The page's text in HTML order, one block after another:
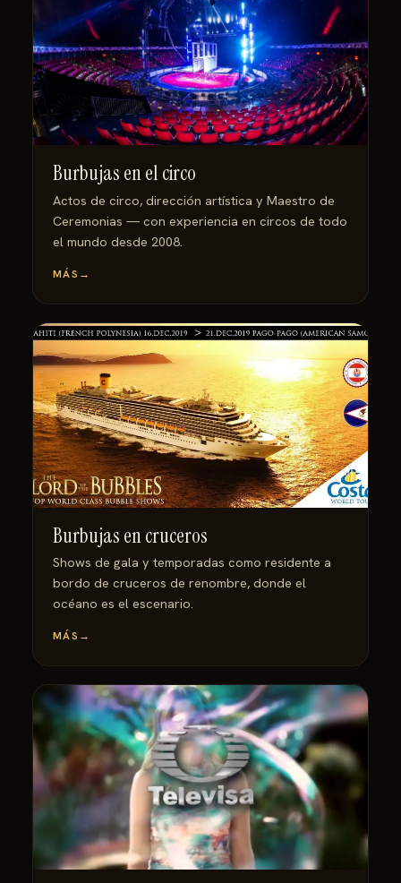
Burbujas en el circo
Actos de circo, dirección artística y Maestro de
Ceremonias — con experiencia en circos de todo
el mundo desde 2008.
MÁS →
Burbujas en cruceros
Shows de gala y temporadas como residente a
bordo de cruceros de renombre, donde el
océano es el escenario.
MÁS →